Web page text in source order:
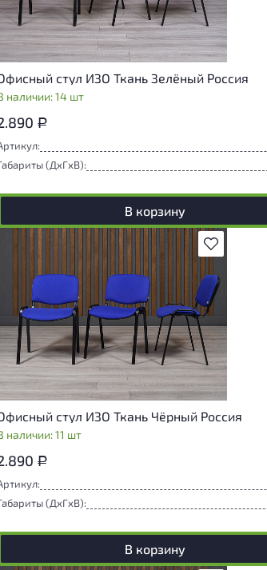
стул ИЗО Ткань Зелёный Россия
наличии: 14 шт
Р
(ДxГxВ):
В корзину
В избранное
стул ИЗО Ткань Чёрный Россия
наличии: 11 шт
Р
(ДxГxВ):
В корзину